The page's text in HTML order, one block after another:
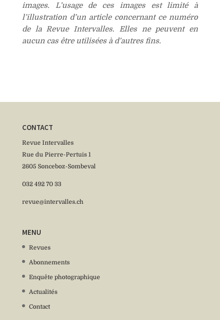
images. L’usage de ces images est limité à
l’illustration d’un article concernant ce numéro
de la Revue Intervalles. Elles ne peuvent en
aucun cas être utilisées à d’autres fins.
CONTACT
Revue Intervalles
Rue du Pierre-Pertuis 1
2605 Sonceboz-Sombeval
032 492 70 33
revue@intervalles.ch
MENU
Revues
Abonnements
Enquête photographique
Actualités
Contact